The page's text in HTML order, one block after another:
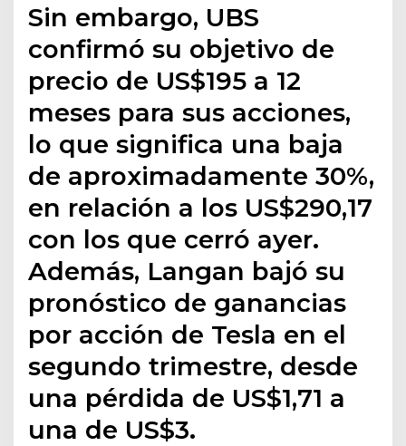
Sin embargo, UBS
confirmó su objetivo de
precio de US$195 a 12
meses para sus acciones,
lo que significa una baja
de aproximadamente 30%,
en relación a los US$290,17
con los que cerró ayer.
Además, Langan bajó su
pronóstico de ganancias
por acción de Tesla en el
segundo trimestre, desde
una pérdida de US$1,71 a
una de US$3.